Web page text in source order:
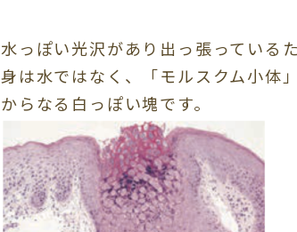
水っぽい光沢があり出っ張っている
身は水ではなく、「モルスクム小体
からなる白っぽい塊です。